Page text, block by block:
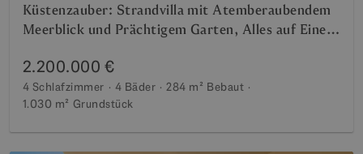
Küstenzauber: Strandvilla mit Atemberaubendem
Meerblick und Prächtigem Garten, Alles auf Einer
2.200.000 €
4 Schlafzimmer 4 Bäder 284 m² Bebaut
1.030 m² Grundstück